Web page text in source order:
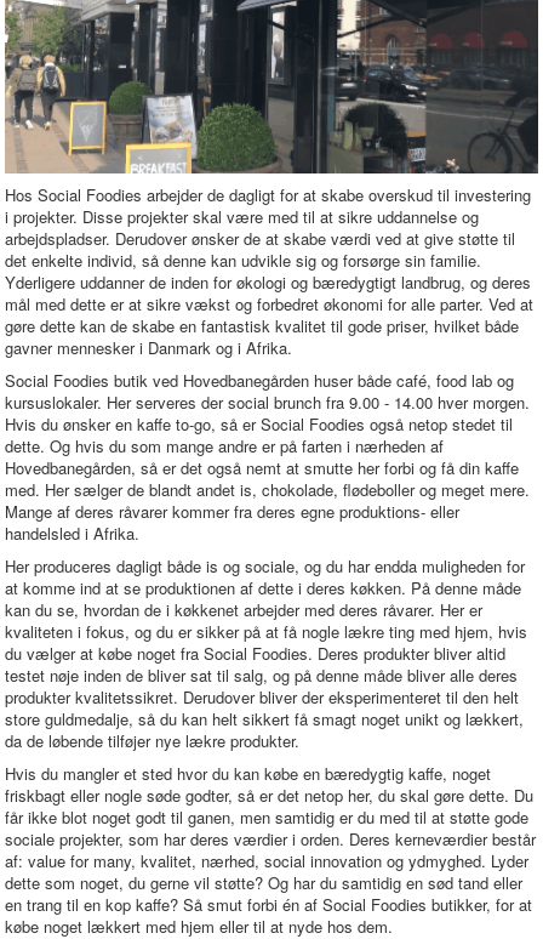
Hos Social Foodies arbejder de dagligt for at skabe overskud til investering
i projekter. Disse projekter skal være med til at sikre uddannelse og
arbejdspladser. Derudover ønsker de at skabe værdi ved at give støtte til
det enkelte individ, så denne kan udvikle sig og forsørge sin familie.
Yderligere uddanner de inden for økologi og bæredygtigt landbrug, og deres
mål med dette er at sikre vækst og forbedret økonomi for alle parter. Ved at
gøre dette kan de skabe en fantastisk kvalitet til gode priser, hvilket både
gavner mennesker i Danmark og i Afrika.
Social Foodies butik ved Hovedbanegården huser både café, food lab og
kursuslokaler. Her serveres der social brunch fra 9.00 - 14.00 hver morgen.
Hvis du ønsker en kaffe to-go, så er Social Foodies også netop stedet til
dette. Og hvis du som mange andre er på farten i nærheden af
Hovedbanegården, så er det også nemt at smutte her forbi og få din kaffe
med. Her sælger de blandt andet is, chokolade, flødeboller og meget mere.
Mange af deres råvarer kommer fra deres egne produktions- eller
handelsled i Afrika.
Her produceres dagligt både is og sociale, og du har endda muligheden for
at komme ind at se produktionen af dette i deres køkken. På denne måde
kan du se, hvordan de i køkkenet arbejder med deres råvarer. Her er
kvaliteten i fokus, og du er sikker på at få nogle lækre ting med hjem, hvis
du vælger at købe noget fra Social Foodies. Deres produkter bliver altid
testet nøje inden de bliver sat til salg, og på denne måde bliver alle deres
produkter kvalitetssikret. Derudover bliver der eksperimenteret til den helt
store guldmedalje, så du kan helt sikkert få smagt noget unikt og lækkert,
da de løbende tilføjer nye lækre produkter.
Hvis du mangler et sted hvor du kan købe en bæredygtig kaffe, noget
friskbagt eller nogle søde godter, så er det netop her, du skal gøre dette. Du
får ikke blot noget godt til ganen, men samtidig er du med til at støtte gode
sociale projekter, som har deres værdier i orden. Deres kerneværdier består
af: value for many, kvalitet, nærhed, social innovation og ydmyghed. Lyder
dette som noget, du gerne vil støtte? Og har du samtidig en sød tand eller
en trang til en kop kaffe? Så smut forbi én af Social Foodies butikker, for at
købe noget lækkert med hjem eller til at nyde hos dem.